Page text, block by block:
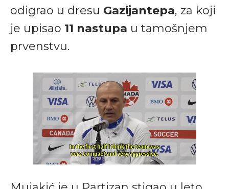
odigrao u dresu Gazijantepa, za koji
je upisao 11 nastupa u tamošnjem
prvenstvu.